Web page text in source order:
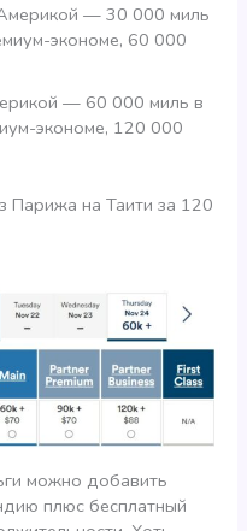
— 30 000 миль
экономе, 60 000
— 60 000 миль в
экономе, 120 000
Парижа на Таити за 120
можно добавить
плюс бесплатный